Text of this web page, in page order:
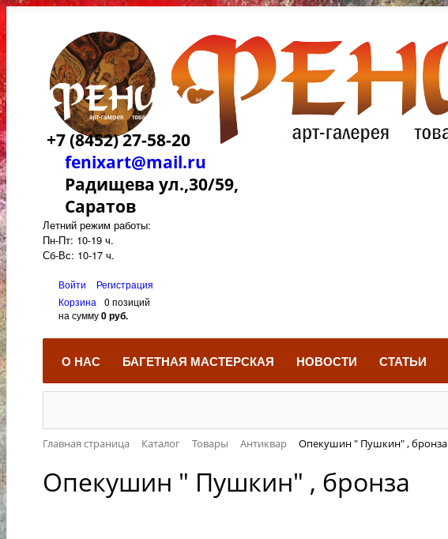
+7 (8452) 27-58-20
fenixart@mail.ru
Радищева ул.,30/59,
Саратов
Летний режим работы:
Пн-Пт: 10-19 ч.
Сб-Вс: 10-17 ч.
Войти
Регистрация
Корзина
0 позиций
на сумму0 руб.
О НАС БАГЕТНАЯ МАСТЕРСКАЯ НОВОСТИ СТАТЬИ
Главная страница Каталог Товары Антиквар Опекушин " Пушкин" , бронза
Опекушин " Пушкин" , бронза